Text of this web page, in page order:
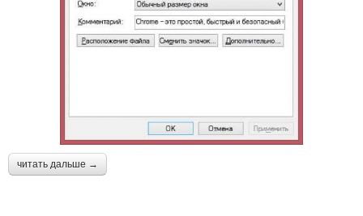
читать дальше →